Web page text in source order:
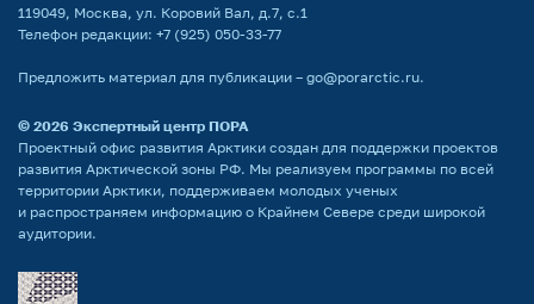
119049, Москва, ул. Коровий Вал, д.7, с.1
Телефон редакции: +7 (925) 050-33-77
Предложить материал для публикации – go@porarctic.ru.
© 2026 Экспертный центр ПОРА
Проектный офис развития Арктики создан для поддержки проектов
развития Арктической зоны РФ. Мы реализуем программы по всей
территории Арктики, поддерживаем молодых ученых
и распространяем информацию о Крайнем Севере среди широкой
аудитории.